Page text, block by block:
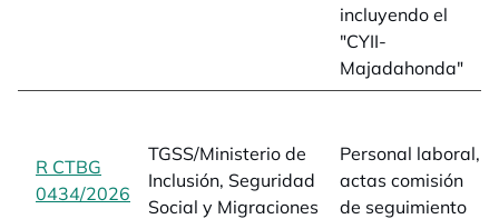
incluyendo el
"CYII-
Majadahonda"
R CTBG
0434/2026 opens in a new tab
TGSS/Ministerio de
Inclusión, Seguridad
Social y Migraciones
Personal laboral,
actas comisión
de seguimiento